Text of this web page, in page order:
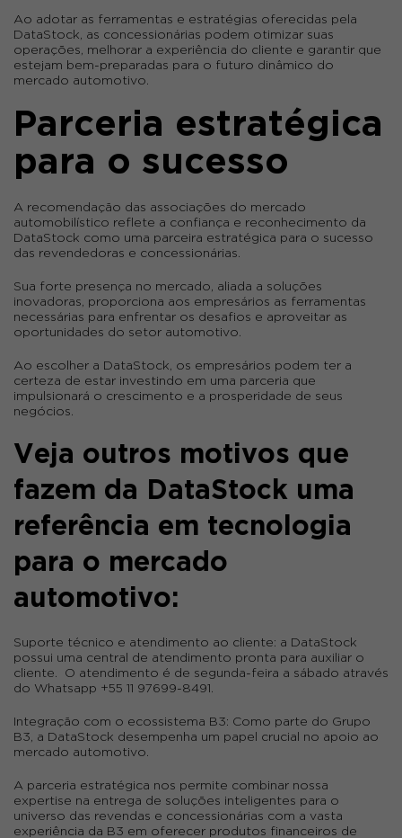
Ao adotar as ferramentas e estratégias oferecidas pela
DataStock, as concessionárias podem otimizar suas
operações, melhorar a experiência do cliente e garantir que
estejam bem-preparadas para o futuro dinâmico do
mercado automotivo.
Parceria estratégica
para o sucesso
A recomendação das associações do mercado
automobilístico reflete a confiança e reconhecimento da
DataStock como uma parceira estratégica para o sucesso
das revendedoras e concessionárias.
Sua forte presença no mercado, aliada a soluções
inovadoras, proporciona aos empresários as ferramentas
necessárias para enfrentar os desafios e aproveitar as
oportunidades do setor automotivo.
Ao escolher a DataStock, os empresários podem ter a
certeza de estar investindo em uma parceria que
impulsionará o crescimento e a prosperidade de seus
negócios.
Veja outros motivos que
fazem da DataStock uma
referência em tecnologia
para o mercado
automotivo:
Suporte técnico e atendimento ao cliente: a DataStock
possui uma central de atendimento pronta para auxiliar o
cliente. O atendimento é de segunda-feira a sábado através
do Whatsapp +55 11 97699-8491.
Integração com o ecossistema B3: Como parte do Grupo
B3, a DataStock desempenha um papel crucial no apoio ao
mercado automotivo.
A parceria estratégica nos permite combinar nossa
expertise na entrega de soluções inteligentes para o
universo das revendas e concessionárias com a vasta
experiência da B3 em oferecer produtos financeiros de